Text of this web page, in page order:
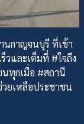
นกาญจนบุรี ที่เข้า
วและเต็มที่ #ใจถึง
ทุกเมื่อ #สถานี
ยเหลือประชาชน